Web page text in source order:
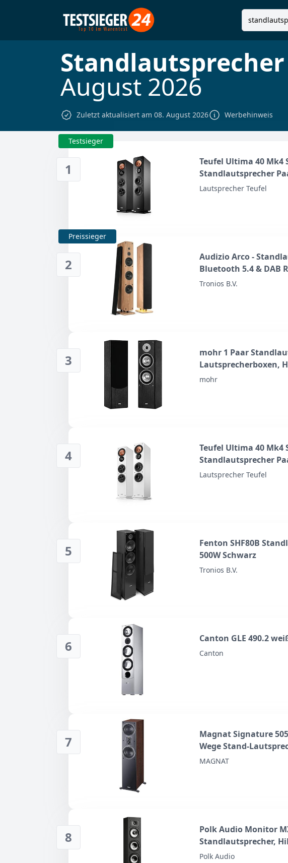
Standlautsprecher
August 2026
Zuletzt aktualisiert am 08. August 2026 Werbehinweis
1
Testsieger
Teufel Ultima 40 Mk4
Standlautsprecher
Lautsprecher Teufel
2
Preissieger
Audizio Arco -
Bluetooth 5.4 & DAB
Lautsprecher
Tronios B.V.
3
mohr 1 Paar
Lautsprecherboxen,
Preis
mohr
4
Teufel Ultima 40 Mk4
Standlautsprecher
Lautsprecher Teufel
5
Fenton SHF80B
500W Schwarz
Tronios B.V.
6 Canton GLE 490.2
Canton
7
Magnat Signature
Wege Stand-
Front für
MAGNAT
8
Polk Audio Monitor
Standlautsprecher,
Lautsprecher, Hi-Res
Polk Audio